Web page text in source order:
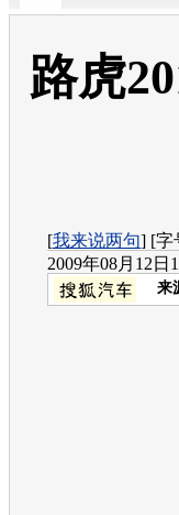
路虎
[我来说两句] [字
2009年08月12日
来